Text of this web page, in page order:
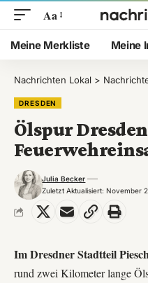
Aa
Meine Merkliste Meine
Nachrichten Lokal >
DRESDEN
Ölspur
Zuletzt Aktualisiert: November
Julia Becker
Im Dresdner Stadtteil
rund zwei Kilometer lange